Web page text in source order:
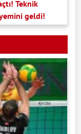
Teknik
geldi!